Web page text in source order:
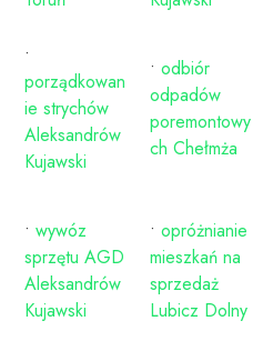
•
porządkowan
ie strychów
Aleksandrów
Kujawski
• odbiór
odpadów
poremontowy
ch Chełmża
• wywóz
sprzętu AGD
Aleksandrów
Kujawski
• opróżnianie
mieszkań na
sprzedaż
Lubicz Dolny